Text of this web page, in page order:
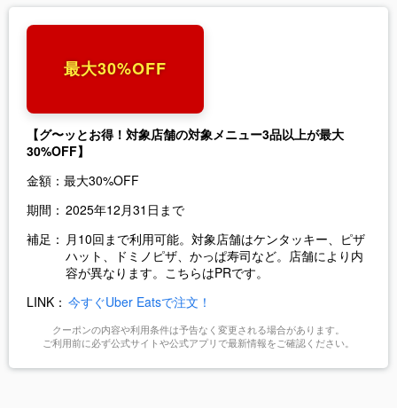
最大30%OFF
【グ〜ッとお得！対象店舗の対象メニュー3品以上が最大
30%OFF】
金額： 最大30%OFF
期間： 2025年12月31日まで
補足： 月10回まで利用可能。対象店舗はケンタッキー、ピザ
ハット、ドミノピザ、かっぱ寿司など。店舗により内
容が異なります。こちらはPRです。
LINK： 今すぐUber Eatsで注文！
クーポンの内容や利用条件は予告なく変更される場合があります。
ご利用前に必ず公式サイトや公式アプリで最新情報をご確認ください。